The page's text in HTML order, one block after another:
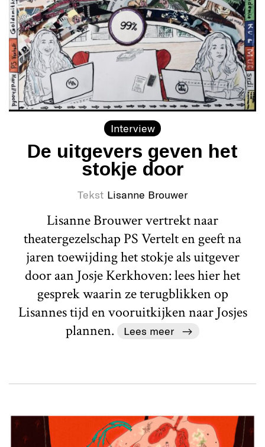
Interview
De uitgevers geven het
stokje door
Tekst Lisanne Brouwer
Lisanne Brouwer vertrekt naar
theatergezelschap PS Vertelt en geeft na
jaren toewijding het stokje als uitgever
door aan Josje Kerkhoven: lees hier het
gesprek waarin ze terugblikken op
Lisannes tijd en vooruitkijken naar Josjes
plannen.
Lees meer